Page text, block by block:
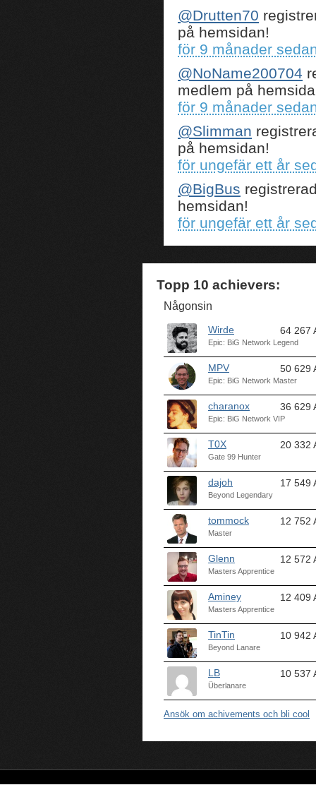
@Drutten70
på hemsidan!
för 9 månader
@NoName200704
medlem på
för 9 månader
@Slimman
på hemsidan!
för ungefär ett år
@BigBus
hemsidan!
för ungefär ett år
Topp 10 achievers:
Någonsin
Wirde 64 267
Epic: BiG Network Legend
MPV 50 629
Epic: BiG Network Master
charanox 36 629
Epic: BiG Network VIP
T0X 20 332
Gate 99 Hunter
dajoh 17 549
Beyond Legendary
tommock 12 752
Master
Glenn 12 572
Masters Apprentice
Aminey 12 409
Masters Apprentice
TinTin 10 942
Beyond Lanare
LB 10 537
Überlanare
Ansök om achivements och bli cool